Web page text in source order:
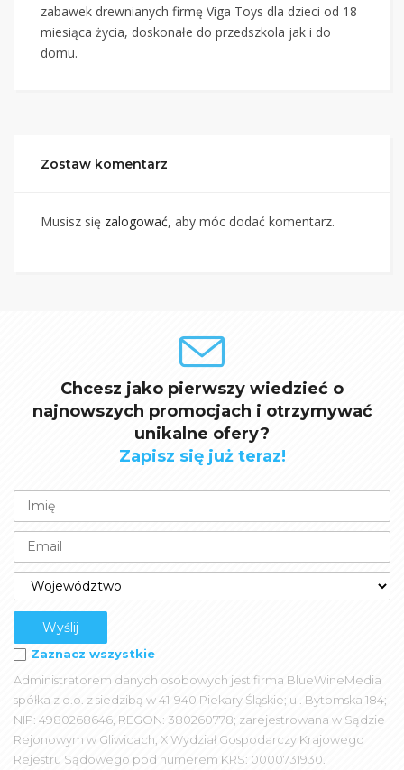
zabawek drewnianych firmę Viga Toys dla dzieci od 18
miesiąca życia, doskonałe do przedszkola jak i do
domu.
Zostaw komentarz
Musisz się zalogować, aby móc dodać komentarz.
Chcesz jako pierwszy wiedzieć o
najnowszych promocjach i otrzymywać
unikalne ofery?
Zapisz się już teraz!
Zaznacz wszystkie
Administratorem danych osobowych jest firma BlueWineMedia
spółka z o.o. z siedzibą w 41-940 Piekary Śląskie; ul. Bytomska 184;
NIP: 4980268646, REGON: 380260778; zarejestrowana w Sądzie
Rejonowym w Gliwicach, X Wydział Gospodarczy Krajowego
Rejestru Sądowego pod numerem KRS: 0000731930.